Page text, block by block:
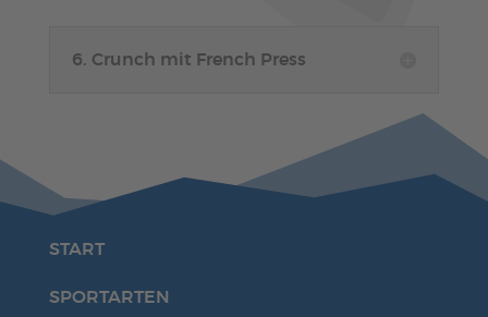
6. Crunch mit French Press
START
SPORTARTEN